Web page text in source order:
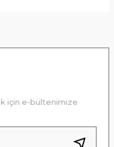
için e-bültenimize